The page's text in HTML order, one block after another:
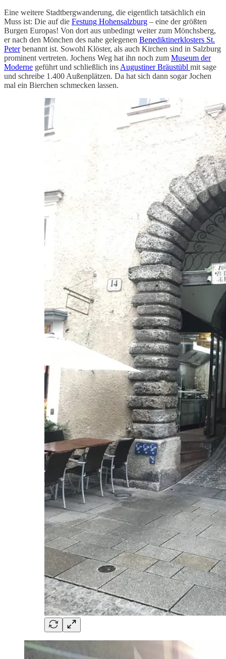
Eine weitere Stadtbergwanderung, die eigentlich tatsächlich ein
Muss ist: Die auf die Festung Hohensalzburg – eine der größten
Burgen Europas! Von dort aus unbedingt weiter zum Mönchsberg,
er nach den Mönchen des nahe gelegenen Benediktinerklosters St.
Peterbenannt ist. Sowohl Klöster, als auch Kirchen sind in Salzburg
prominent vertreten. Jochens Weg hat ihn noch zum Museum der
Moderne geführt und schließlich ins Augustiner Bräustübl mit sage
und schreibe 1.400 Außenplätzen. Da hat sich dann sogar Jochen
mal ein Bierchen schmecken lassen.